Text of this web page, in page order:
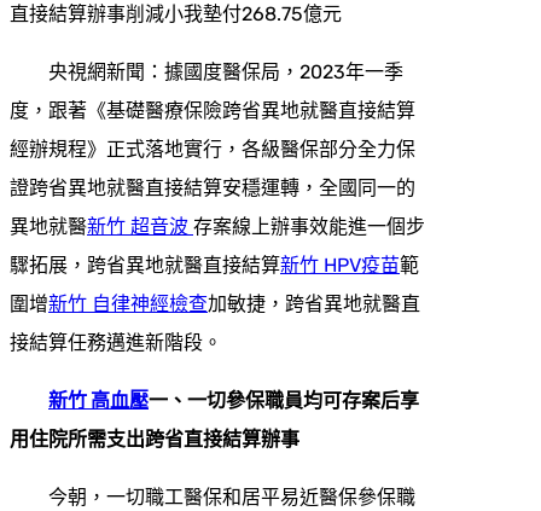
直接結算辦事削減小我墊付268.75億元
央視網新聞：據國度醫保局，2023年一季
度，跟著《基礎醫療保險跨省異地就醫直接結算
經辦規程》正式落地實行，各級醫保部分全力保
證跨省異地就醫直接結算安穩運轉，全國同一的
異地就醫新竹 超音波 存案線上辦事效能進一個步
驟拓展，跨省異地就醫直接結算新竹 HPV疫苗範
圍增新竹 自律神經檢查加敏捷，跨省異地就醫直
接結算任務邁進新階段。
新竹 高血壓一、一切參保職員均可存案后享
用住院所需支出跨省直接結算辦事
今朝，一切職工醫保和居平易近醫保參保職